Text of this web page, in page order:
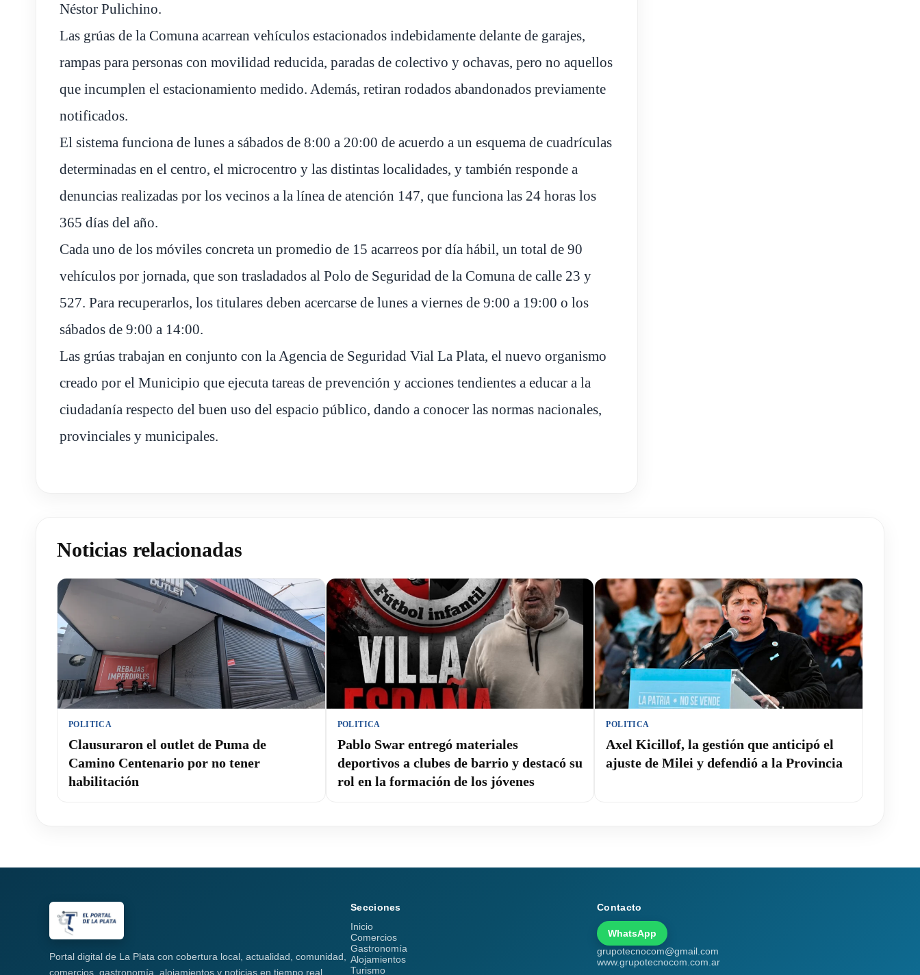
Néstor Pulichino.
Las grúas de la Comuna acarrean vehículos estacionados indebidamente delante de garajes,
rampas para personas con movilidad reducida, paradas de colectivo y ochavas, pero no aquellos
que incumplen el estacionamiento medido. Además, retiran rodados abandonados previamente
notificados.
El sistema funciona de lunes a sábados de 8:00 a 20:00 de acuerdo a un esquema de cuadrículas
determinadas en el centro, el microcentro y las distintas localidades, y también responde a
denuncias realizadas por los vecinos a la línea de atención 147, que funciona las 24 horas los
365 días del año.
Cada uno de los móviles concreta un promedio de 15 acarreos por día hábil, un total de 90
vehículos por jornada, que son trasladados al Polo de Seguridad de la Comuna de calle 23 y
527. Para recuperarlos, los titulares deben acercarse de lunes a viernes de 9:00 a 19:00 o los
sábados de 9:00 a 14:00.
Las grúas trabajan en conjunto con la Agencia de Seguridad Vial La Plata, el nuevo organismo
creado por el Municipio que ejecuta tareas de prevención y acciones tendientes a educar a la
ciudadanía respecto del buen uso del espacio público, dando a conocer las normas nacionales,
provinciales y municipales.
Noticias relacionadas
POLITICA
Clausuraron el outlet de Puma de
Camino Centenario por no tener
habilitación
POLITICA
Pablo Swar entregó materiales
deportivos a clubes de barrio y destacó su
rol en la formación de los jóvenes
POLITICA
Axel Kicillof, la gestión que anticipó el
ajuste de Milei y defendió a la Provincia
Portal digital de La Plata con cobertura local, actualidad, comunidad,
comercios, gastronomía, alojamientos y noticias en tiempo real.
Secciones
Inicio
Comercios
Gastronomía
Alojamientos
Turismo
Contacto
WhatsApp
grupotecnocom@gmail.com
www.grupotecnocom.com.ar